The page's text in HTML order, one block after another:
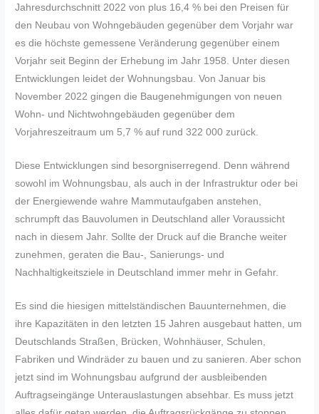
Jahresdurchschnitt 2022 von plus 16,4 % bei den Preisen für
den Neubau von Wohngebäuden gegenüber dem Vorjahr war
es die höchste gemessene Veränderung gegenüber einem
Vorjahr seit Beginn der Erhebung im Jahr 1958. Unter diesen
Entwicklungen leidet der Wohnungsbau. Von Januar bis
November 2022 gingen die Baugenehmigungen von neuen
Wohn- und Nichtwohngebäuden gegenüber dem
Vorjahreszeitraum um 5,7 % auf rund 322 000 zurück.
Diese Entwicklungen sind besorgniserregend. Denn während
sowohl im Wohnungsbau, als auch in der Infrastruktur oder bei
der Energiewende wahre Mammutaufgaben anstehen,
schrumpft das Bauvolumen in Deutschland aller Voraussicht
nach in diesem Jahr. Sollte der Druck auf die Branche weiter
zunehmen, geraten die Bau-, Sanierungs- und
Nachhaltigkeitsziele in Deutschland immer mehr in Gefahr.
Es sind die hiesigen mittelständischen Bauunternehmen, die
ihre Kapazitäten in den letzten 15 Jahren ausgebaut hatten, um
Deutschlands Straßen, Brücken, Wohnhäuser, Schulen,
Fabriken und Windräder zu bauen und zu sanieren. Aber schon
jetzt sind im Wohnungsbau aufgrund der ausbleibenden
Auftragseingänge Unterauslastungen absehbar. Es muss jetzt